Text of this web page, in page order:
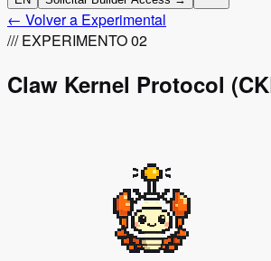
← Volver a Experimental
///EXPERIMENTO 02
Claw Kernel Protocol